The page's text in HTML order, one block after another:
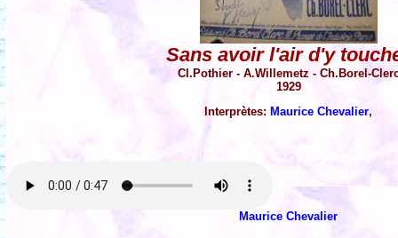
Sans avoir l'air d'y
Cl.Pothier - A.Willemetz - Ch.Borel-
1929
Interprètes: Maurice Chevalier,
Maurice Chevalier